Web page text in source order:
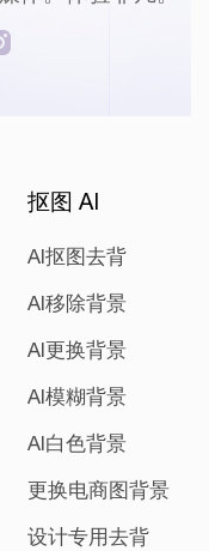
抠图 AI
AI抠图去背
AI移除背景
AI更换背景
AI模糊背景
AI白色背景
更换电商图背景
设计专用去背